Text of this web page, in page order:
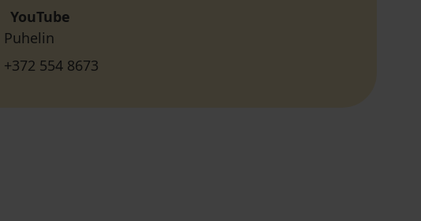
YouTube
Puhelin
+372 554 8673